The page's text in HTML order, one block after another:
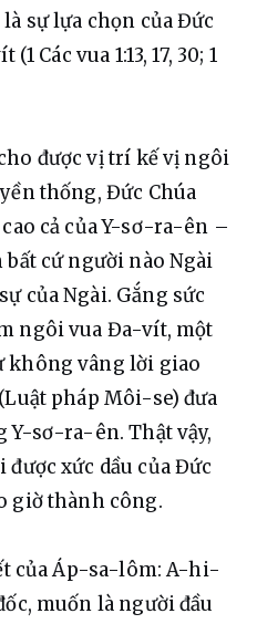
sự lựa chọn của Đức
Các vua 1:13, 17, 30; 1
được vị trí kế vị ngôi
thống, Đức Chúa
cả của Y-sơ-ra-ên –
cứ người nào Ngài
của Ngài. Gắng sức
ngôi vua Đa-vít, một
không vâng lời giao
pháp Môi-se) đưa
Y-sơ-ra-ên. Thật vậy,
xức dầu của Đức
giờ thành công.
của Áp-sa-lôm: A-hi-
muốn là người đầu